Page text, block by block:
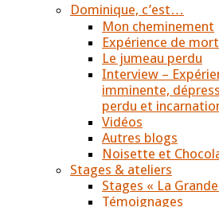
Dominique, c’est…
Mon cheminement
Expérience de
Le jumeau perdu
Interview –
imminente,
perdu et
Vidéos
Autres blogs
Noisette et
Stages & ateliers
Stages « La
Témoignages